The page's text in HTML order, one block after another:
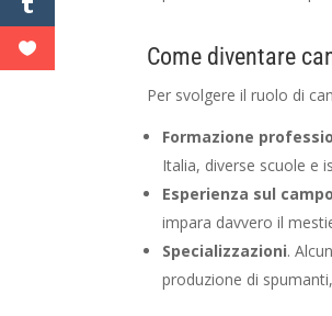
Come diventare
Per svolgere il ruolo di
Formazione
Italia, diverse scuole e
Esperienza sul campo
impara davvero il
Specializzazioni.
produzione di